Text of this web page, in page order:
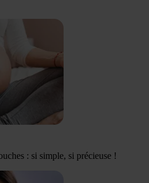
: si simple, si précieuse !